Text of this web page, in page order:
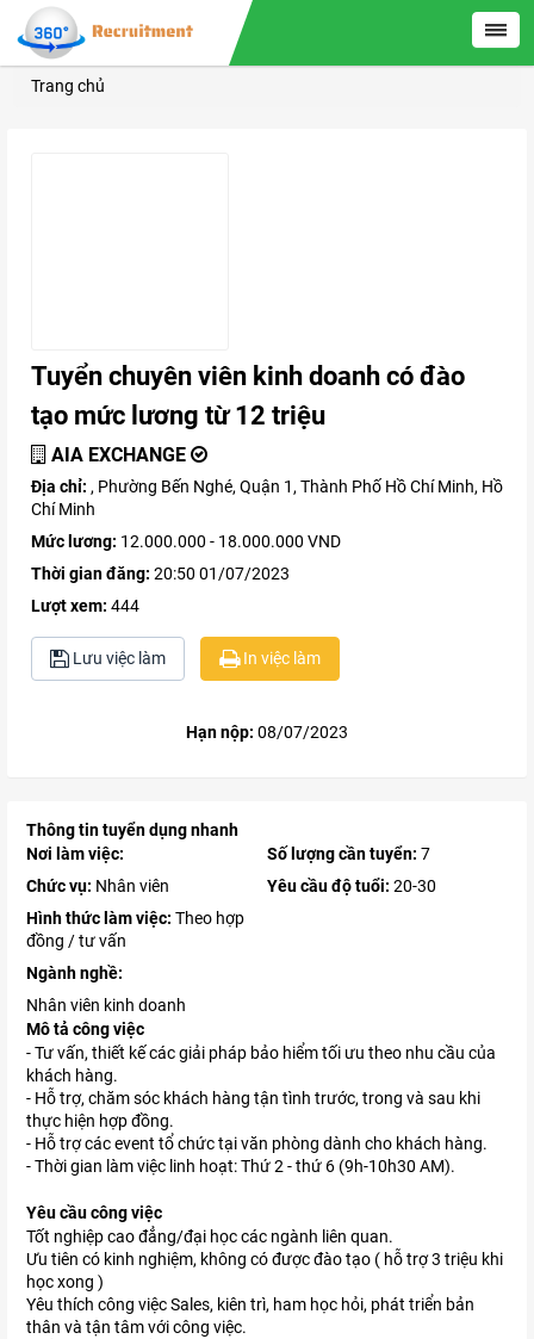
Trang chủ
Tuyển chuyên viên kinh doanh có đào
tạo mức lương từ 12 triệu
AIA EXCHANGE
Địa chỉ: , Phường Bến Nghé, Quận 1, Thành Phố Hồ Chí Minh, Hồ
Chí Minh
Mức lương: 12.000.000 - 18.000.000 VND
Thời gian đăng: 20:50 01/07/2023
Lượt xem: 444
Lưu việc làm In việc làm
Hạn nộp: 08/07/2023
Thông tin tuyển dụng nhanh
Nơi làm việc:
Chức vụ: Nhân viên
Hình thức làm việc: Theo hợp
đồng / tư vấn
Số lượng cần tuyển: 7
Yêu cầu độ tuổi: 20-30
Ngành nghề:
Nhân viên kinh doanh
Mô tả công việc
- Tư vấn, thiết kế các giải pháp bảo hiểm tối ưu theo nhu cầu của
khách hàng.
- Hỗ trợ, chăm sóc khách hàng tận tình trước, trong và sau khi
thực hiện hợp đồng.
- Hỗ trợ các event tổ chức tại văn phòng dành cho khách hàng.
- Thời gian làm việc linh hoạt: Thứ 2 - thứ 6 (9h-10h30 AM).
Yêu cầu công việc
Tốt nghiệp cao đẳng/đại học các ngành liên quan.
Ưu tiên có kinh nghiệm, không có được đào tạo ( hỗ trợ 3 triệu khi
học xong )
Yêu thích công việc Sales, kiên trì, ham học hỏi, phát triển bản
thân và tận tâm với công việc.